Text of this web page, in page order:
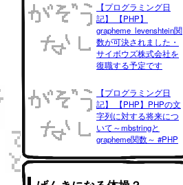
【プログラミング日
記】 【PHP】
grapheme_levenshtein関
数が可決されました・
サイボウズ株式会社を
復職する予定です
【プログラミング日
記】 【PHP】PHPの文
字列に対する将来につ
いて～mbstringと
grapheme関数～ #PHP